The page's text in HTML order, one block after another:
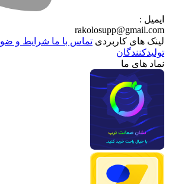
ایمیل :
rakolosupp@gmail.com
لینک های کاربردی تماس با ماشرایط و
تولیدکنندگان
نماد های ما